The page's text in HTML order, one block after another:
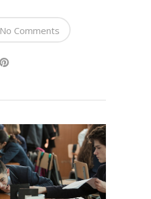
No Comments